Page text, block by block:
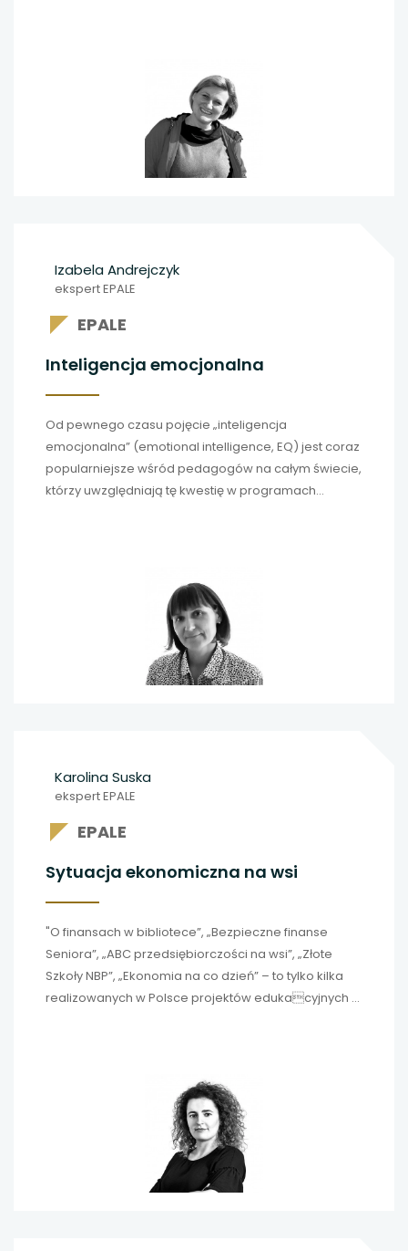
Izabela Andrejczyk
ekspert EPALE
EPALE
Inteligencja emocjonalna
Od pewnego czasu pojęcie „inteligencja
emocjonalna” (emotional intelligence, EQ) jest coraz
popularniejsze wśród pedagogów na całym świecie,
którzy uwzględniają tę kwestię w programach
Karolina Suska
ekspert EPALE
EPALE
Sytuacja ekonomiczna na wsi
"O finansach w bibliotece”, „Bezpieczne finanse
Seniora”, „ABC przedsiębiorczości na wsi”, „Złote
Szkoły NBP”, „Ekonomia na co dzień” – to tylko kilka
realizowanych w Polsce projektów edukacyjnych o